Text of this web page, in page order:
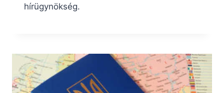
hírügynökség.